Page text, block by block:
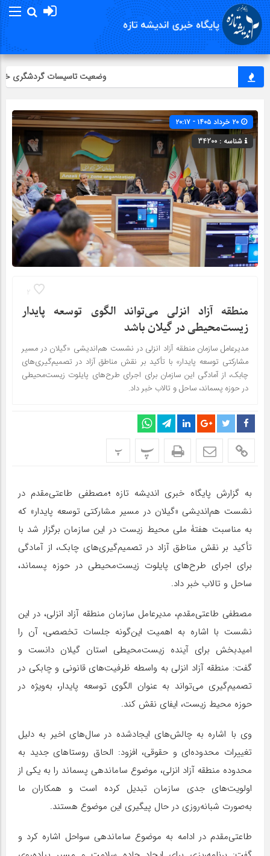
وضعیت تاسیسات گردشگری
شناسه : 34200
2
منطقه آزاد انزلی می‌تواند الگوی توسعه پایدار
زیست‌محیطی در گیلان باشد
مدیرعامل سازمان منطقه آزاد انزلی در نشست هم‌اندیشی «گیلان در مسیر
مشارکتی توسعه پایدار» با تأکید بر نقش مناطق آزاد در تصمیم‌گیری‌های
چابک، از آمادگی این سازمان برای اجرای طرح‌های پایلوت زیست‌محیطی
در حوزه پسماند، ساحل و تالاب خبر داد.
پ پ
به گزارش پایگاه خبری اندیشه تازه؛مصطفی طاعتی‌مقدم در
نشست هم‌اندیشی «گیلان در مسیر مشارکتی توسعه پایدار» که
به مناسبت هفتۀ ملی محیط زیست در این سازمان برگزار شد با
تأکید بر نقش مناطق آزاد در تصمیم‌گیری‌های چابک، از آمادگی
برای اجرای طرح‌های پایلوت زیست‌محیطی در حوزه پسماند،
ساحل و تالاب خبر داد.
مصطفی طاعتی‌مقدم، مدیرعامل سازمان منطقه آزاد انزلی، در این
نشست با اشاره به اهمیت این‌گونه جلسات تخصصی، آن را
امیدبخش برای آینده زیست‌محیطی استان گیلان دانست و
گفت: منطقه آزاد انزلی به واسطه ظرفیت‌های قانونی و چابکی در
تصمیم‌گیری می‌تواند به عنوان الگوی توسعه پایدار، به‌ویژه در
حوزه محیط زیست، ایفای نقش کند.
وی با اشاره به چالش‌های ایجادشده در سال‌های اخیر به دلیل
تغییرات محدوده‌ای و حقوقی، افزود: الحاق روستاهای جدید به
محدوده منطقه آزاد انزلی، موضوع ساماندهی پسماند را به یکی از
اولویت‌های جدی سازمان تبدیل کرده است و همکاران ما
به‌صورت شبانه‌روزی در حال پیگیری این موضوع هستند.
طاعتی‌مقدم در ادامه به موضوع ساماندهی سواحل اشاره کرد و